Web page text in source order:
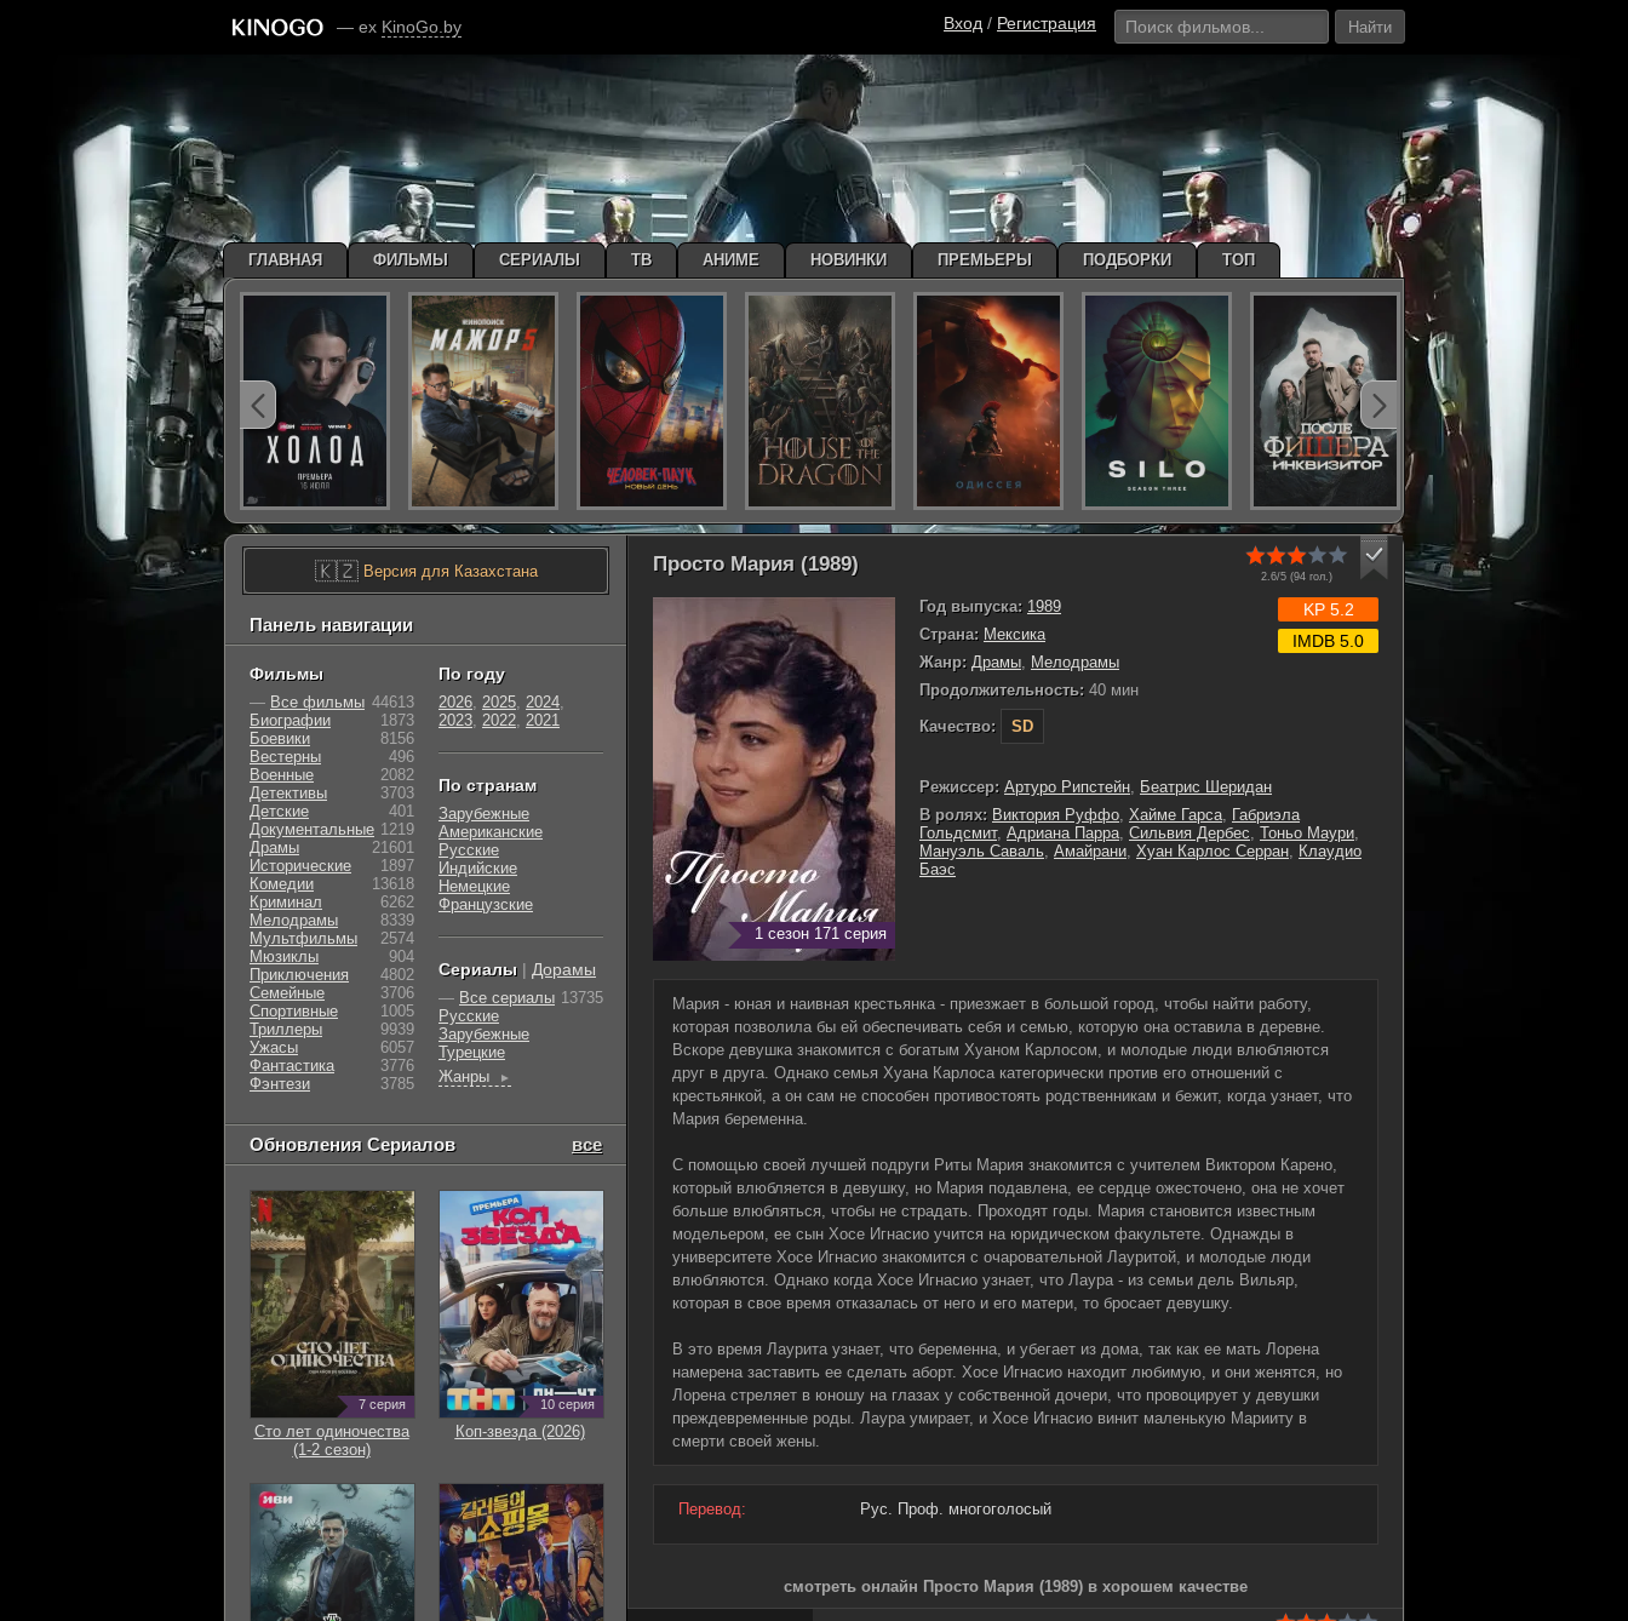
— ex KinoGo.by Вход / Регистрация Найти
Просто Мария (1989)
2.6/5 (94 гол.)
1 сезон 171 серия
Год выпуска: 1989
Страна: Мексика
Жанр: Драмы, Мелодрамы
Продолжительность: 40 мин
Качество:
SD
KP 5.2
IMDB 5.0
Режиссер: Артуро Рипстейн, Беатрис Шеридан
В ролях: Виктория Руффо, Хайме Гарса, Габриэла
Гольдсмит, Адриана Парра, Сильвия Дербес, Тоньо Маури,
Мануэль Саваль, Амайрани, Хуан Карлос Серран, Клаудио
Баэс
Мария - юная и наивная крестьянка - приезжает в большой город, чтобы найти работу,
которая позволила бы ей обеспечивать себя и семью, которую она оставила в деревне.
Вскоре девушка знакомится с богатым Хуаном Карлосом, и молодые люди влюбляются
друг в друга. Однако семья Хуана Карлоса категорически против его отношений с
крестьянкой, а он сам не способен противостоять родственникам и бежит, когда узнает, что
Мария беременна.
С помощью своей лучшей подруги Риты Мария знакомится с учителем Виктором Карено,
который влюбляется в девушку, но Мария подавлена, ее сердце ожесточено, она не хочет
больше влюбляться, чтобы не страдать. Проходят годы. Мария становится известным
модельером, ее сын Хосе Игнасио учится на юридическом факультете. Однажды в
университете Хосе Игнасио знакомится с очаровательной Лауритой, и молодые люди
влюбляются. Однако когда Хосе Игнасио узнает, что Лаура - из семьи дель Вильяр,
которая в свое время отказалась от него и его матери, то бросает девушку.
В это время Лаурита узнает, что беременна, и убегает из дома, так как ее мать Лорена
намерена заставить ее сделать аборт. Хосе Игнасио находит любимую, и они женятся, но
Лорена стреляет в юношу на глазах у собственной дочери, что провоцирует у девушки
преждевременные роды. Лаура умирает, и Хосе Игнасио винит маленькую Марииту в
смерти своей жены.
Перевод: Рус. Проф. многоголосый
смотреть онлайн Просто Мария (1989) в хорошем качестве
🇰🇿Версия для Казахстана
Панель навигации
Фильмы
— Все фильмы 44613
Биографии
1873
Боевики
8156
Вестерны
496
Военные
2082
Детективы
3703
Детские
401
Документальные 1219
Драмы
21601
Исторические
1897
Комедии
13618
Криминал
6262
Мелодрамы
8339
Мультфильмы
2574
Мюзиклы
904
Приключения
4802
Семейные
3706
Cпортивные
1005
Триллеры
9939
Ужасы
6057
Фантастика
3776
Фэнтези
3785
По году
2026, 2025, 2024,
2023, 2022, 2021
По странам
Зарубежные
Американские
Русские
Индийские
Немецкие
Французские
Сериалы | Дорамы
— Все сериалы 13735
Русские
Зарубежные
Турецкие
Жанры
►
Обновления Сериалов все
7 серия
Сто лет одиночества
(1-2 сезон)
10 серия
Коп-звезда (2026)
ГЛАВНАЯ ФИЛЬМЫ СЕРИАЛЫ ТВ АНИМЕ НОВИНКИ ПРЕМЬЕРЫ ПОДБОРКИ ТОП